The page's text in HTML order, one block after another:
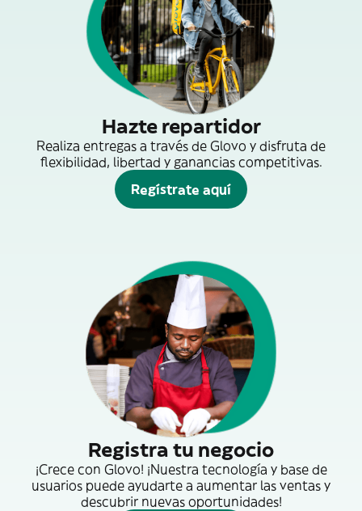
Hazte repartidor
Realiza entregas a través de Glovo y disfruta de
flexibilidad, libertad y ganancias competitivas.
Regístrate aquí
Registra tu negocio
¡Crece con Glovo! ¡Nuestra tecnología y base de
usuarios puede ayudarte a aumentar las ventas y
descubrir nuevas oportunidades!